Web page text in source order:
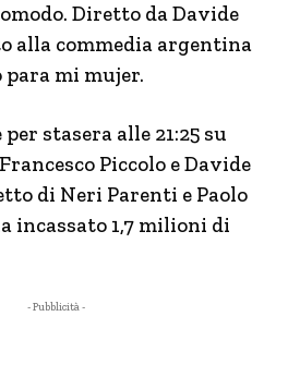
Diretto da Davide
alla commedia argentina
para mi mujer.
stasera alle 21:25 su
Piccolo e Davide
di Neri Parenti e Paolo
incassato 1,7 milioni di
- Pubblicità -